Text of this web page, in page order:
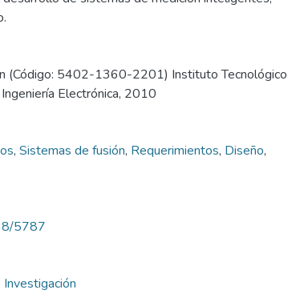
(Código: 5402-1360-2201) Instituto Tecnológico
Electrónica, 2010
, Sistemas de fusión, Requerimientos, Diseño,
5787